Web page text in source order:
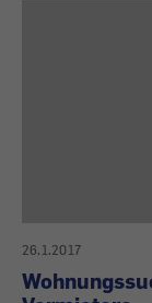
26.1.2017